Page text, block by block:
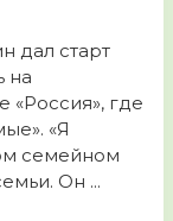
дал старт
на
где
«Я
семейном
Он ...